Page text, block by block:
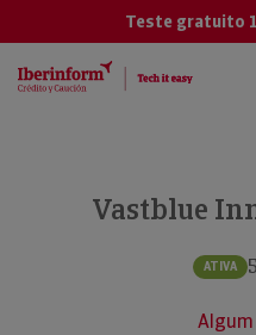
Teste gratuito
Vastblue
ATIVA